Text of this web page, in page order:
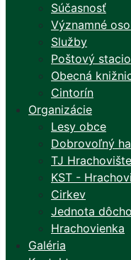
Súčasnosť
Významné
Služby
Poštový
Obecná
Cintorín
Organizácie
Lesy obce
Dobrovoľný
TJ Hrachovište
KST -
Cirkev
Jednota
Hrachovienka
Galéria